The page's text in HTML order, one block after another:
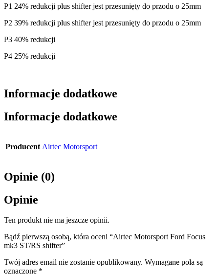
P1 24% redukcji plus shifter jest przesunięty do przodu o 25mm
P2 39% redukcji plus shifter jest przesunięty do przodu o 25mm
P3 40% redukcji
P4 25% redukcji
Informacje dodatkowe
Informacje dodatkowe
Producent Airtec Motorsport
Opinie (0)
Opinie
Ten produkt nie ma jeszcze opinii.
Bądź pierwszą osobą, która oceni “Airtec Motorsport Ford Focus
mk3 ST/RS shifter”
Twój adres email nie zostanie opublikowany. Wymagane pola są
oznaczone *